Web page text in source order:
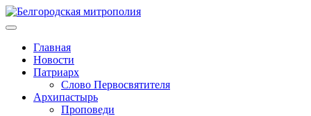
Главная
Новости
Патриарх
Слово Первосвятителя
Архипастырь
Проповеди